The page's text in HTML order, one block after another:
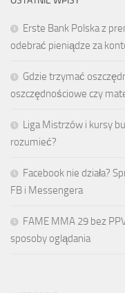
Erste Bank Polska z
odebrać pieniądze za
Gdzie trzymać
oszczędnościowe czy
Liga Mistrzów i kursy
rozumieć?
Facebook nie działa?
FB i Messengera
FAME MMA 29 bez
sposoby oglądania